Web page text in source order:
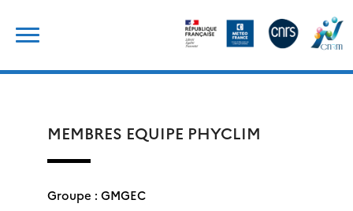
content
MEMBRES EQUIPE PHYCLIM
Groupe : GMGEC